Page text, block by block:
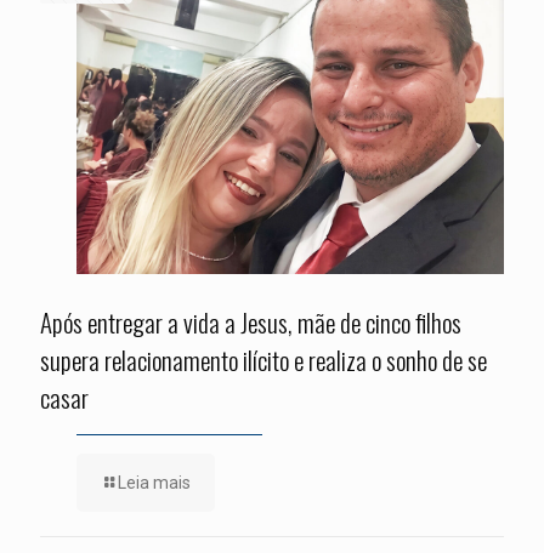
Após entregar a vida a Jesus, mãe de cinco filhos
supera relacionamento ilícito e realiza o sonho de se
casar
Leia mais